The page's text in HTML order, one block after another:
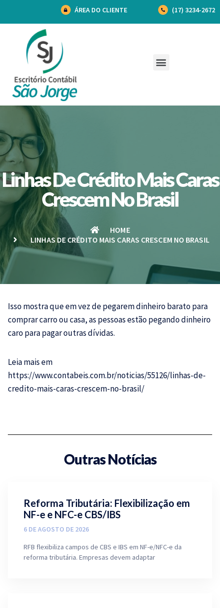
ÁREA DO CLIENTE (17) 3234-2672
Linhas De Crédito Mais Caras
Crescem No Brasil
HOME
LINHAS DE CRÉDITO MAIS CARAS CRESCEM NO BRASIL
Isso mostra que em vez de pegarem dinheiro barato para
comprar carro ou casa, as pessoas estão pegando dinheiro
caro para pagar outras dívidas.
Leia mais em
https://www.contabeis.com.br/noticias/55126/linhas-de-
credito-mais-caras-crescem-no-brasil/
Outras Notícias
Reforma Tributária: Flexibilização em
NF-e e NFC-e CBS/IBS
6 DE AGOSTO DE 2026
RFB flexibiliza campos de CBS e IBS em NF-e/NFC-e da
reforma tributária. Empresas devem adaptar